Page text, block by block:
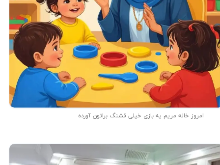
امروز خاله مریم یه بازی خیلی قشنگ براتون آورده